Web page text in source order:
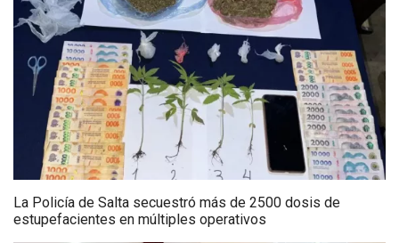
La Policía de Salta secuestró más de 2500 dosis de
estupefacientes en múltiples operativos